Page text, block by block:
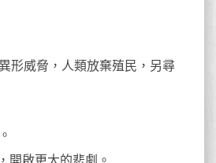
形威脅，人類放棄殖民，另尋